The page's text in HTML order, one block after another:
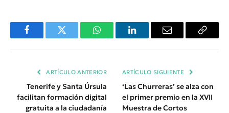
FacebookTwitter WhatsAppLinkedInEmail
Copiar
ARTÍCULO ANTERIOR
Tenerife y Santa Úrsula
facilitan formación digital
gratuita a la ciudadanía
ARTÍCULO SIGUIENTE
‘Las Churreras’ se alza con
el primer premio en la XVII
Muestra de Cortos